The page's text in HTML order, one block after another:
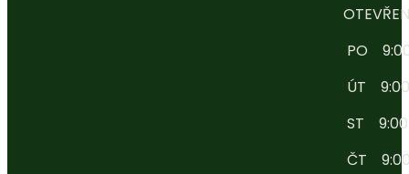
PO
ÚT 9:00
ST 9:00
ČT 9:00